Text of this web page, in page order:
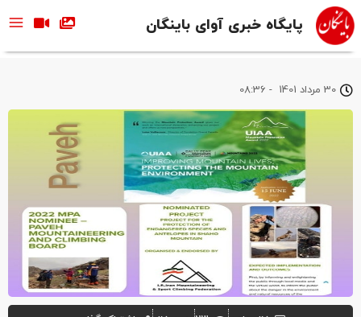
پایگاه خبری آوای باینگان
30 مرداد 1401 -
08:36